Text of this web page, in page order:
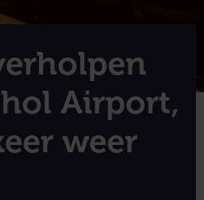
Airport,
weer